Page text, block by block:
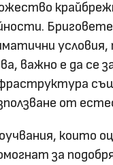
важно е да се
от
които
за